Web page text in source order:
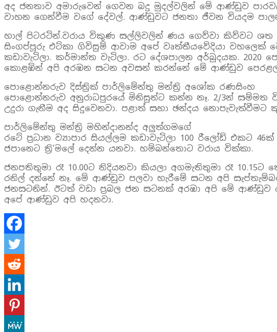
අද ජනතාව අමාරුවෙන් ගෙවන බදු මුදල්වලින් මේ ආණ්ඩුව
වාහන ගෙන්වීම වගේ දේවල්. ආණ්ඩුවට ජනතා ජීවන වියදම
හාල් පිටරටින්.වරාය විකුණ­ සල්ලිවලින් ණය ගෙව්වා කිව්වට ශත
සිංගප්පූරු එට්කා ගිවිසුම් ආවාම අපේ වෘත්තීයවේදියා වහලෙක්
කඩාවැටිලා. කර්මාන්ත වැටිලා. රට දේශපාලන අර්බුදයක.
කොළඹින් අපි අරඹන සටන අවසන් කරන්නේ මේ ආණ්ඩුව පෙරළල
පොළොන්නරුව දිස්ත්‍රික් පාර්ලිමේන්තු මන්ත්‍රි අශෝක රණසිංහ
පොළොන්නරුව අනුරාධපුරයේ මිනිසුන්ට කන්න නෑ. 2/3න් සම්මත
උදුරා ගැනීම අද සිදුවෙනවා. පළාත් සභා ඡන්දය
පාර්ලිමේන්තු මන්ත්‍රි මහින්දානන්ද අලුත්ගමගේ
රටේ ප්‍රධාන ව්‍යාපාර සියල්ලම කඩාවැටිලා 100 රීලෝඩ් එකට
ජපානෙට ත්‍රි’මලේ දෙන්න යනවා. හම්බන්තොට වරාය වික්කා.
ජනපතිතුමා රෑ 10.00ට නිදියනවා කියලා අගමැතිතුමා රෑ
රනිල් දන්නේ නෑ. මේ ආණ්ඩුව පලවා හැරීමේ සටන අපි
ජනසටනින්. ඊටත් වඩා ප්‍රබල ජන සටනක් අරඹා අපි මේ ආණ්ඩුව
අපේ ආණ්ඩුව අපි හදනවා.